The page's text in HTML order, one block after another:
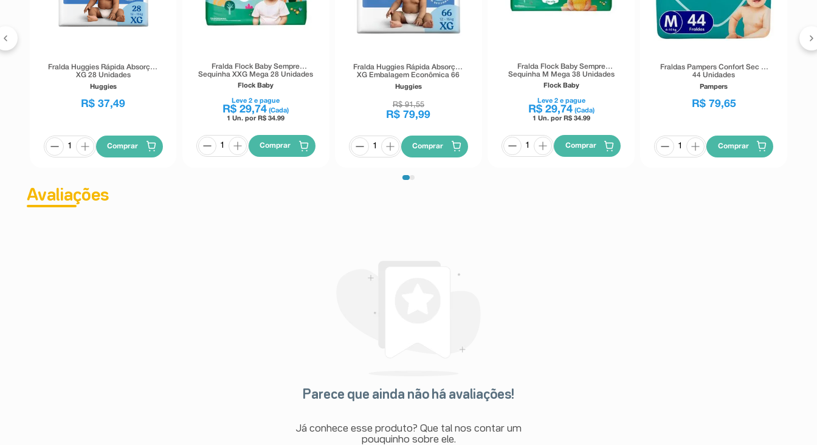
Fralda Huggies Rápida Absorção
XG 28 Unidades
Huggies
R$ 37,49
Comprar
Fralda Flock Baby Sempre
Sequinha XXG Mega 28 Unidades
Flock Baby
Leve2 e pague
R$ 29,74 (Cada)
1 Un. por R$34.99
Comprar
Fralda Huggies Rápida Absorção
XG Embalagem Econômica 66
Unidades
Huggies
R$ 91,55
R$ 79,99
Comprar
Fralda Flock Baby Sempre
Sequinha M Mega 38 Unidades
Flock Baby
Leve 2e pague
R$ 29,74 (Cada)
1 Un. por R$ 34.99
Comprar
Fraldas Pampers Confort Sec M
44 Unidades
Pampers
R$ 79,65
Comprar
Avaliações
Parece que ainda não há avaliações!
Já conhece esse produto? Que tal nos contar um
pouquinho sobre ele.